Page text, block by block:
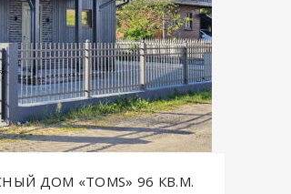
ДОМ «TOMS» 96 КВ.М.